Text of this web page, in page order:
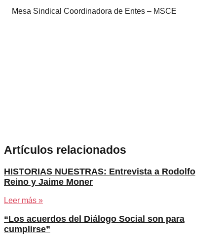
Mesa Sindical Coordinadora de Entes – MSCE
Artículos relacionados
HISTORIAS NUESTRAS: Entrevista a Rodolfo
Reino y Jaime Moner
Leer más »
“Los acuerdos del Diálogo Social son para
cumplirse”